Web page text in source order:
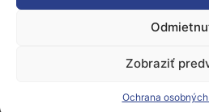
Zobraziť
Ochrana
partnerstvá
ekosystémov v programe
Zoznam partnerov –